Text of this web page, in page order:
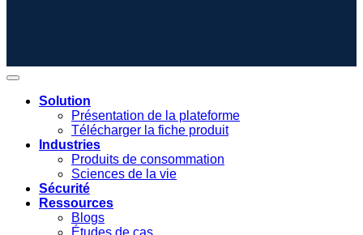
Solution
Présentation de la plateforme
Télécharger la fiche produit
Industries
Produits de consommation
Sciences de la vie
Sécurité
Ressources
Blogs
Études de cas